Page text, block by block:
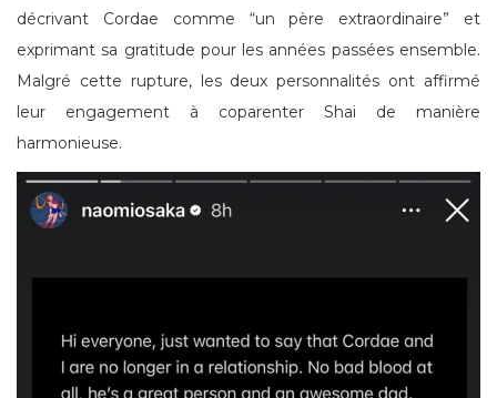
décrivant Cordae comme “un père extraordinaire” et
exprimant sa gratitude pour les années passées ensemble.
Malgré cette rupture, les deux personnalités ont affirmé
leur engagement à coparenter Shai de manière
harmonieuse.